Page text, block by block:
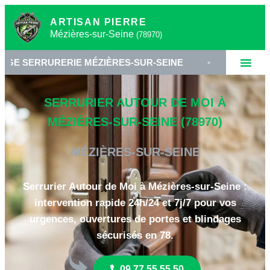
ARTISAN PIERRE
Mézières-sur-Seine (78970)
MÉZIÈRES-SUR-SEINE • SERRURIER
SERRURIER AUTOUR DE MOI À
MÉZIÈRES-SUR-SEINE (78970)
MÉZIÈRES-SUR-SEINE
Serrurier Autour de Moi à Mézières-sur-Seine :
intervention rapide 24h/24 et 7j/7 pour vos
urgences, ouvertures de portes et blindages
sécurisés en 78.